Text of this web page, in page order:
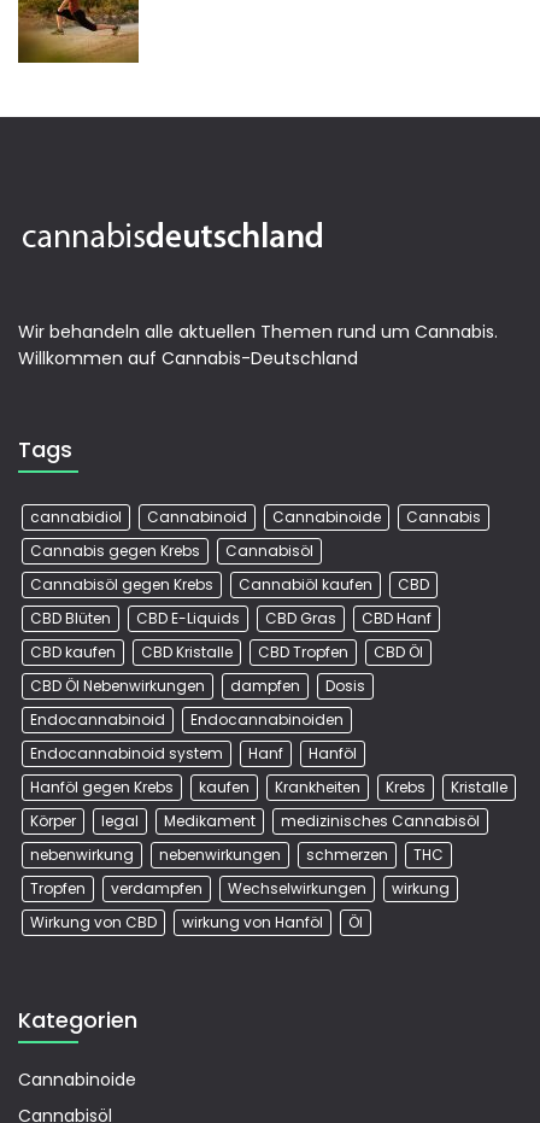
Wir behandeln alle aktuellen Themen rund um Cannabis.
Willkommen auf Cannabis-Deutschland
Tags
cannabidiol Cannabinoid Cannabinoide
Cannabis
Cannabis gegen Krebs
Cannabisöl
Cannabisöl gegen Krebs
Cannabiöl kaufen
CBD
CBD Blüten
CBD E-Liquids CBD Gras
CBD Hanf
CBD kaufen
CBD Kristalle CBD Tropfen
CBD Öl
CBD Öl Nebenwirkungen
dampfen
Dosis
Endocannabinoid
Endocannabinoiden
Endocannabinoid system
Hanf
Hanföl
Hanföl gegen Krebs
kaufen Krankheiten Krebs
Kristalle
Körper
legal Medikament
medizinisches Cannabisöl
nebenwirkung
nebenwirkungen schmerzen
THC
Tropfen
verdampfen Wechselwirkungen
wirkung
Wirkung von CBD
wirkung von Hanföl Öl
Kategorien
Cannabinoide
Cannabisöl